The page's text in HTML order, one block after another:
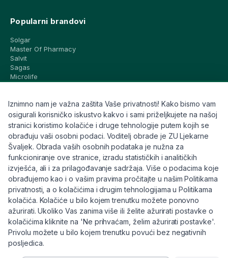
Popularni brandovi
Solgar
Master Of Pharmacy
Salvit
Sagas
Microlife
CeraVe
Eucerin
Avene
Bioderma
Svi brandovi
Info
Trebate pomoć ili imate pitanja?
+385 91 6191 901
info@eljekarna24.hr
Iznimno nam je važna zaštita Vaše privatnosti! Kako bismo vam
osigurali korisničko iskustvo kakvo i sami priželjkujete na našoj
stranici koristimo kolačiće i druge tehnologije putem kojih se
obrađuju vaši osobni podaci. Voditelj obrade je ZU Ljekarne
Švaljek. Obrada vaših osobnih podataka je nužna za
funkcioniranje ove stranice, izradu statističkih i analitičkih
izvješća, ali i za prilagođavanje sadržaja. Više o podacima koje
obrađujemo kao i o vašim pravima pročitajte u našim Politikama
privatnosti, a o kolačićima i drugim tehnologijama u Politikama
kolačića. Kolačiće u bilo kojem trenutku možete ponovno
ažurirati. Ukoliko Vas zanima više ili želite ažurirati postavke o
kolačićima kliknite na 'Ne prihvaćam, želim ažurirati postavke'.
Privolu možete u bilo kojem trenutku povući bez negativnih
posljedica.